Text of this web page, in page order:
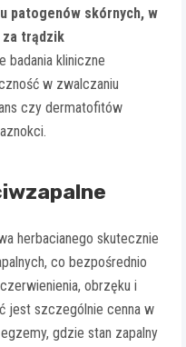
patogenów skórnych, w
trądzik
badania kliniczne
w zwalczaniu
czy dermatofitów
herbacianego skutecznie
co bezpośrednio
obrzęku i
jest szczególnie cenna w
gdzie stan zapalny